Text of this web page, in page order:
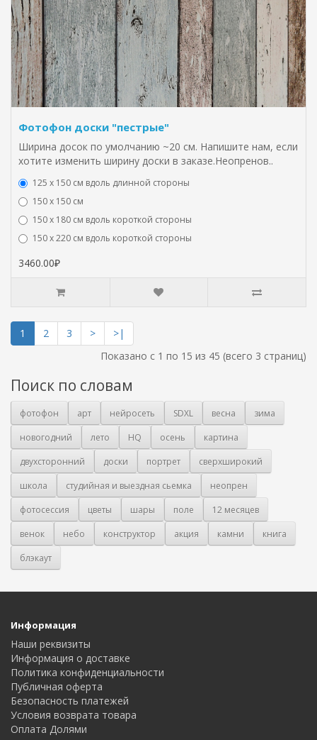
Фотофон доски "пестрые"
Ширина досок по умолчанию ~20 см. Напишите нам, если
хотите изменить ширину доски в заказе.Неопренов..
125 х 150 см вдоль длинной стороны
150 х 150 см
150 х 180 см вдоль короткой стороны
150 х 220 см вдоль короткой стороны
3460.00₽
1 2 3 >
>|
Показано с 1 по 15 из 45 (всего 3 страниц)
Поиск по словам
фотофон арт нейросеть SDXL весна
зима
новогодний
лето HQ осень
картина
двухсторонний
доски портрет
сверхширокий
школа
студийная и выездная сьемка
неопрен
фотосессия
цветы шары поле
12 месяцев
венок
небо конструктор акция камни
книга
блэкаут
Информация
Наши реквизиты
Информация о доставке
Политика конфиденциальности
Публичная оферта
Безопасность платежей
Условия возврата товара
Оплата Долями